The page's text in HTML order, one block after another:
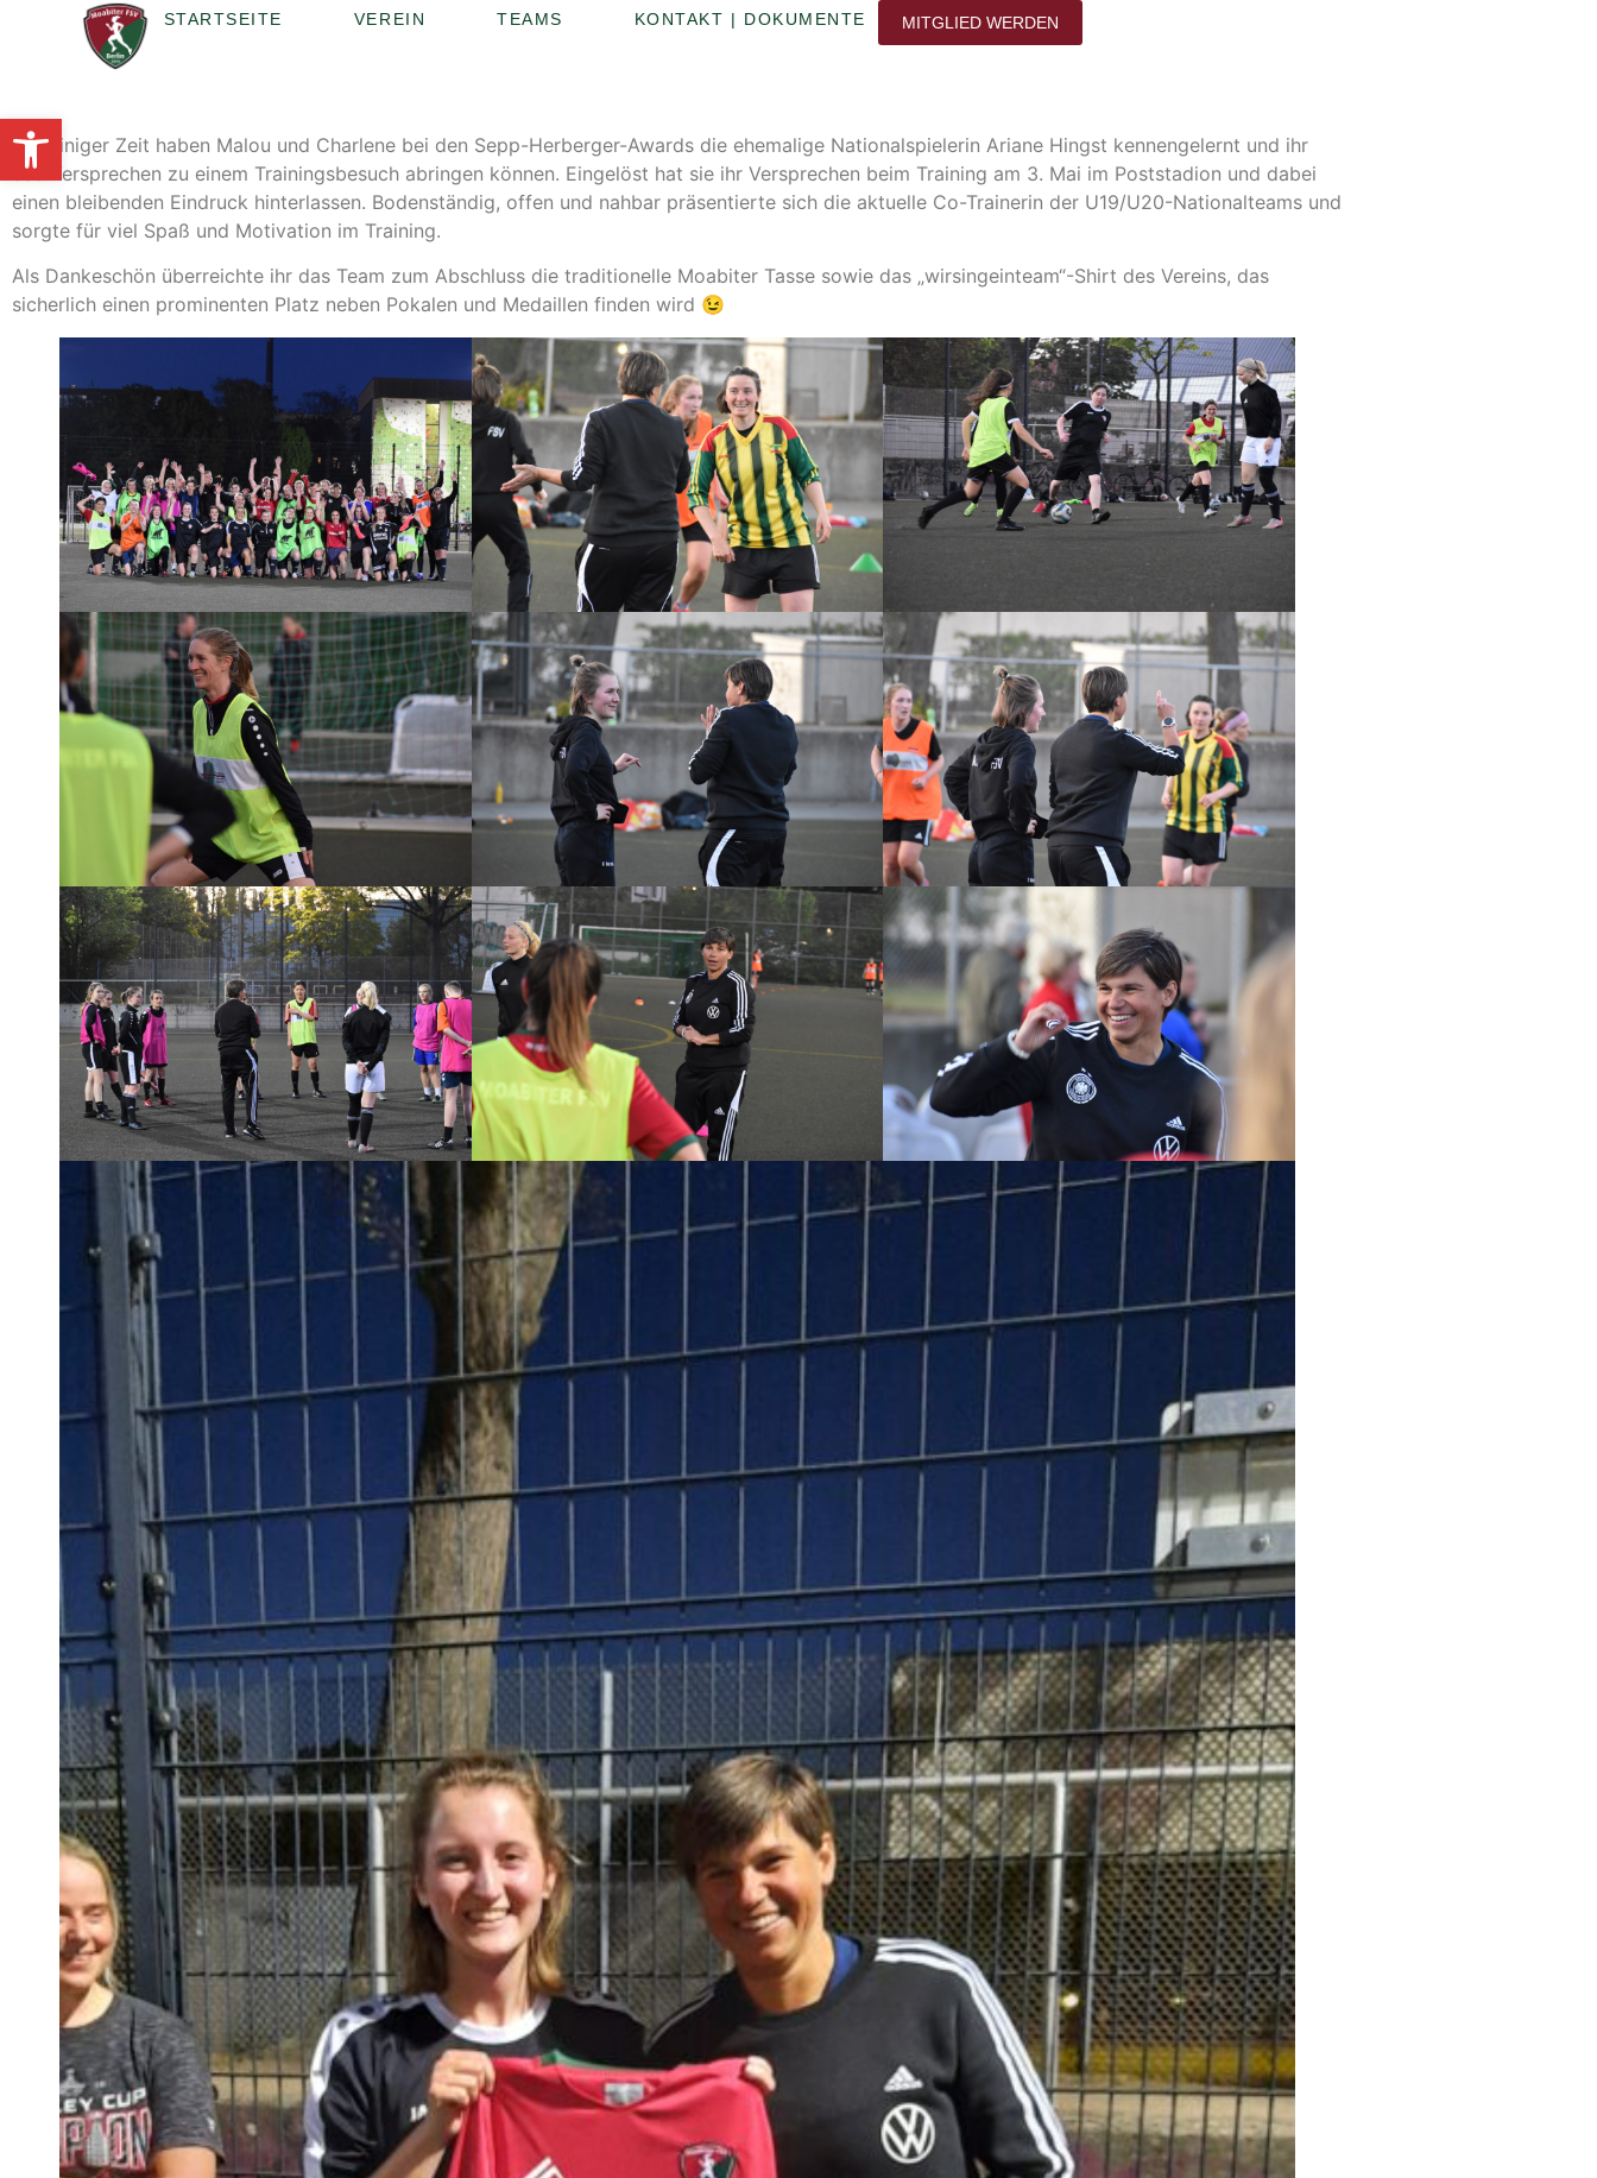
Werkzeugleiste öffnen
STARTSEITE VEREIN TEAMS KONTAKT | DOKUMENTE MITGLIED WERDEN
Vor einiger Zeit haben Malou und Charlene bei den Sepp-Herberger-Awards die ehemalige Nationalspielerin Ariane Hingst kennengelernt und ihr
das Versprechen zu einem Trainingsbesuch abringen können. Eingelöst hat sie ihr Versprechen beim Training am 3. Mai im Poststadion und dabei
einen bleibenden Eindruck hinterlassen. Bodenständig, offen und nahbar präsentierte sich die aktuelle Co-Trainerin der U19/U20-Nationalteams und
sorgte für viel Spaß und Motivation im Training.
Als Dankeschön überreichte ihr das Team zum Abschluss die traditionelle Moabiter Tasse sowie das „wirsingeinteam“-Shirt des Vereins, das
sicherlich einen prominenten Platz neben Pokalen und Medaillen finden wird 😉